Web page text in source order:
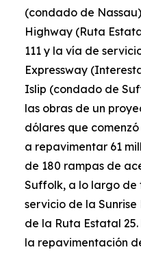
(condado de
Highway (Ruta
111 y la vía de
Expressway
Islip (condado de
las obras de un
dólares que
a repavimentar 61
de 180 rampas de
Suffolk, a lo largo de
servicio de la
de la Ruta Estatal
la repavimentación